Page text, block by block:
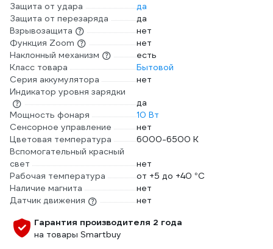
Защита от удара
да
Защита от перезаряда
да
Взрывозащита
нет
Функция Zoom
нет
Наклонный механизм
есть
Класс товара
Бытовой
Серия аккумулятора
нет
Индикатор уровня зарядки
да
Мощность фонаря
10 Вт
Сенсорное управление
нет
Цветовая температура
6000-6500 К
Вспомогательный красный
свет
нет
Рабочая температура
от +5 до +40 °С
Наличие магнита
нет
Датчик движения
нет
Гарантия производителя 2 года
на товары Smartbuy